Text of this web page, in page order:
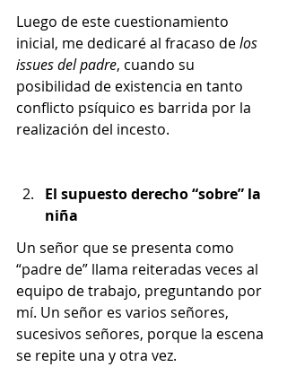
Luego de este cuestionamiento
inicial, me dedicaré al fracaso de los
issuesdel padre, cuando su
posibilidad de existencia en tanto
conflicto psíquico es barrida por la
realización del incesto.
El supuesto derecho “sobre” la
niña
Un señor que se presenta como
“padre de” llama reiteradas veces al
equipo de trabajo, preguntando por
mí. Un señor es varios señores,
sucesivos señores, porque la escena
se repite una y otra vez.